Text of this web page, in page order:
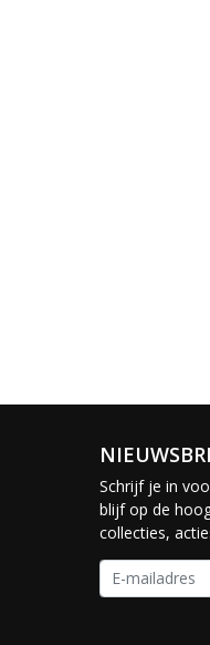
Schrijf je in
blijf op de
collecties,